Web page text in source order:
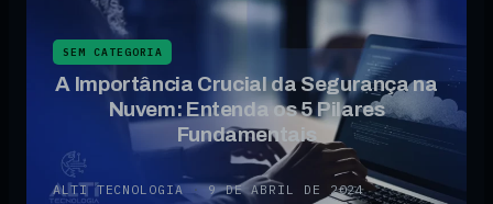
SEM CATEGORIA
A Importância Crucial da Segurança na
Nuvem: Entenda os 5 Pilares
Fundamentais
ALTI TECNOLOGIA · 9 DE ABRIL DE 2024